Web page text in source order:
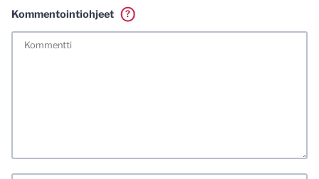
Kommentointiohjeet
?
meiliosoitteen. Minua ja mielipiteitäni saa ilman muuta